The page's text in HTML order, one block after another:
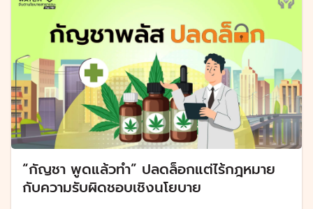
“กัญชา พูดแล้วทำ” ปลดล็อกแต่ไร้กฎหมาย
กับความรับผิดชอบเชิงนโยบาย